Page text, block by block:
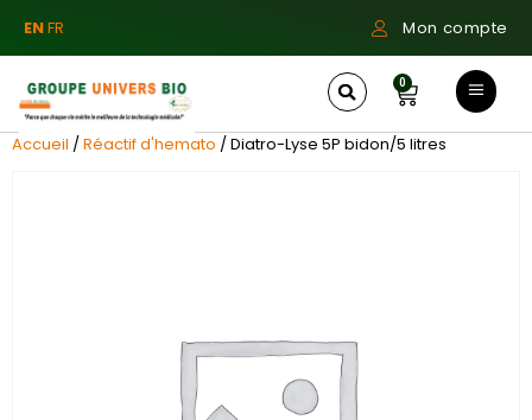
ENFR Mon compte
0
Accueil /Réactif d'hemato / Diatro-Lyse 5P bidon/5 litres